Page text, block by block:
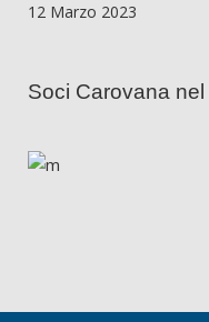
12 Marzo 2023
Soci Carovana